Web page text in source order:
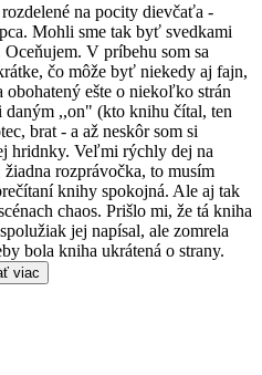
na pocity dievčaťa -
Mohli sme tak byť svedkami
V príbehu som sa
čo môže byť niekedy aj fajn,
ešte o niekoľko strán
daným ,,on" (kto knihu čítal, ten
brat - a až neskôr som si
hridnky. Veľmi rýchly dej na
rozprávočka, to musím
knihy spokojná. Ale aj tak
chaos. Prišlo mi, že tá kniha
jej napísal, ale zomrela
bola kniha ukrátená o strany.
viac